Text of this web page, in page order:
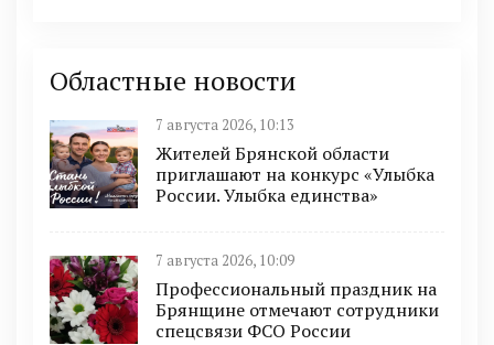
Областные новости
7 августа 2026, 10:13
Жителей Брянской области
приглашают на конкурс «Улыбка
России. Улыбка единства»
7 августа 2026, 10:09
Профессиональный праздник на
Брянщине отмечают сотрудники
спецсвязи ФСО России